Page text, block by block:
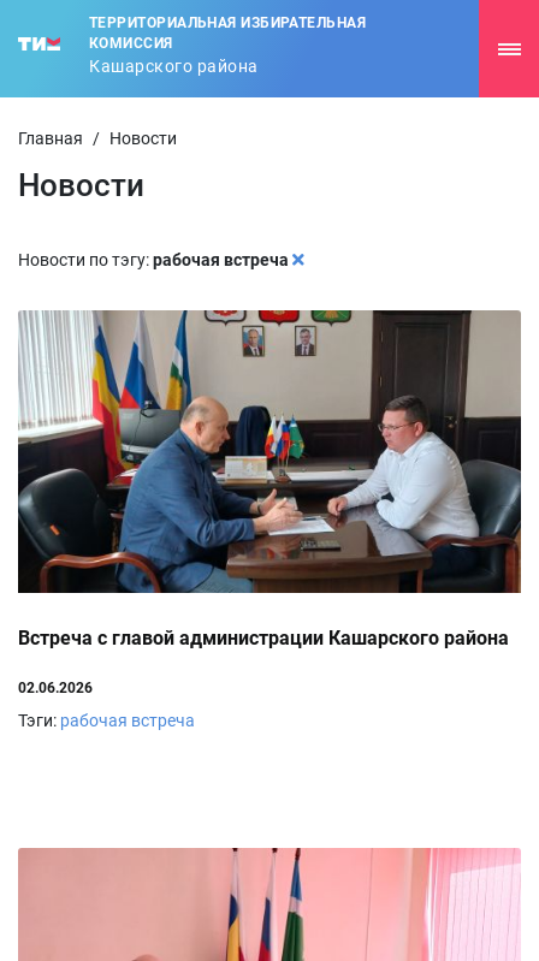
ТЕРРИТОРИАЛЬНАЯ ИЗБИРАТЕЛЬНАЯ
КОМИССИЯ
Кашарского района
Главная / Новости
Новости
Новости по тэгу:рабочая встреча
Встреча с главой администрации Кашарского района
02.06.2026
Тэги: рабочая встреча